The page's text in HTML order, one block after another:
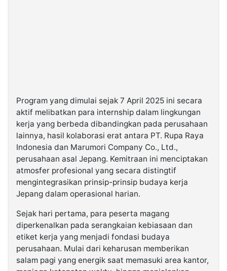
Program yang dimulai sejak 7 April 2025 ini secara
aktif melibatkan para internship dalam lingkungan
kerja yang berbeda dibandingkan pada perusahaan
lainnya, hasil kolaborasi erat antara PT. Rupa Raya
Indonesia dan Marumori Company Co., Ltd.,
perusahaan asal Jepang. Kemitraan ini menciptakan
atmosfer profesional yang secara distingtif
mengintegrasikan prinsip-prinsip budaya kerja
Jepang dalam operasional harian.
Sejak hari pertama, para peserta magang
diperkenalkan pada serangkaian kebiasaan dan
etiket kerja yang menjadi fondasi budaya
perusahaan. Mulai dari keharusan memberikan
salam pagi yang energik saat memasuki area kantor,